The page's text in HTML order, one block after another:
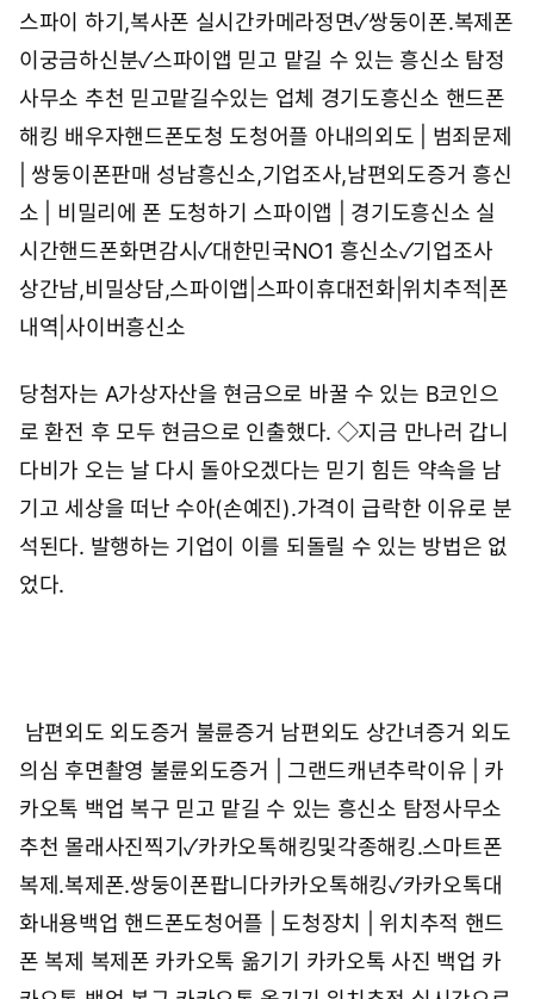
스파이 하기,복사폰 실시간카메라정면✓쌍둥이폰.복제폰
이궁금하신분✓스파이앱 믿고 맡길 수 있는 흥신소 탐정
사무소 추천 믿고맡길수있는 업체 경기도흥신소 핸드폰
해킹 배우자핸드폰도청 도청어플 아내의외도 | 범죄문제
| 쌍둥이폰판매 성남흥신소,기업조사,남편외도증거 흥신
소 | 비밀리에 폰 도청하기 스파이앱 | 경기도흥신소 실
시간핸드폰화면감시✓대한민국NO1 흥신소✓기업조사
상간남,비밀상담,스파이앱|스파이휴대전화|위치추적|폰
내역|사이버흥신소
당첨자는 A가상자산을 현금으로 바꿀 수 있는 B코인으
로 환전 후 모두 현금으로 인출했다. ◇지금 만나러 갑니
다비가 오는 날 다시 돌아오겠다는 믿기 힘든 약속을 남
기고 세상을 떠난 수아(손예진).가격이 급락한 이유로 분
석된다. 발행하는 기업이 이를 되돌릴 수 있는 방법은 없
었다.
남편외도 외도증거 불륜증거 남편외도 상간녀증거 외도
의심 후면촬영 불륜외도증거 | 그랜드캐년추락이유 | 카
카오톡 백업 복구 믿고 맡길 수 있는 흥신소 탐정사무소
추천 몰래사진찍기✓카카오톡해킹및각종해킹.스마트폰
복제.복제폰.쌍둥이폰팝니다카카오톡해킹✓카카오톡대
화내용백업 핸드폰도청어플 | 도청장치 | 위치추적 핸드
폰 복제 복제폰 카카오톡 옮기기 카카오톡 사진 백업 카